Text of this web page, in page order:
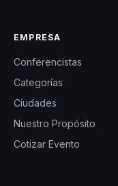
EMPRESA
Conferencistas
Categorías
Ciudades
Nuestro Propósito
Cotizar Evento